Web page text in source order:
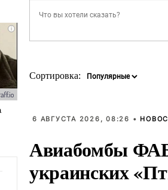
Сортировка:
6 АВГУСТА 2026, 08:26 •
Авиабомбы
украинских